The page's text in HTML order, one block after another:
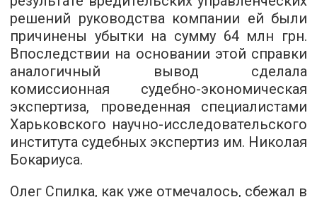
решений руководства компании ей были
причинены убытки на сумму 64 млн грн.
Впоследствии на основании этой справки
аналогичный вывод сделала
комиссионная судебно-экономическая
экспертиза, проведенная специалистами
Харьковского научно-исследовательского
института судебных экспертиз им. Николая
Бокариуса.
Олег Спилка, как уже отмечалось, сбежал в